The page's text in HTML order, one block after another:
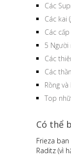
Các
Các kai
Các
5
Các
Các
Rồng
Top
Có thể
Frieza
Raditz (vì